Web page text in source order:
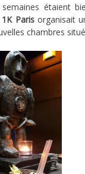
étaient
1K Parisorganisait
chambres